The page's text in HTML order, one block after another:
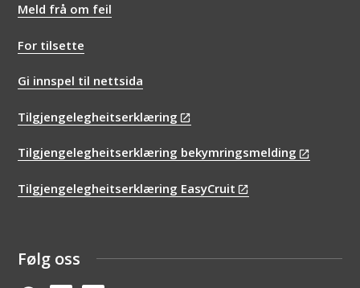
Meld frå om feil
For tilsette
Gi innspel til nettsida
Tilgjengelegheitserklæring
Tilgjengelegheitserklæring bekymringsmelding
Tilgjengelegheitserklæring EasyCruit
Følg oss